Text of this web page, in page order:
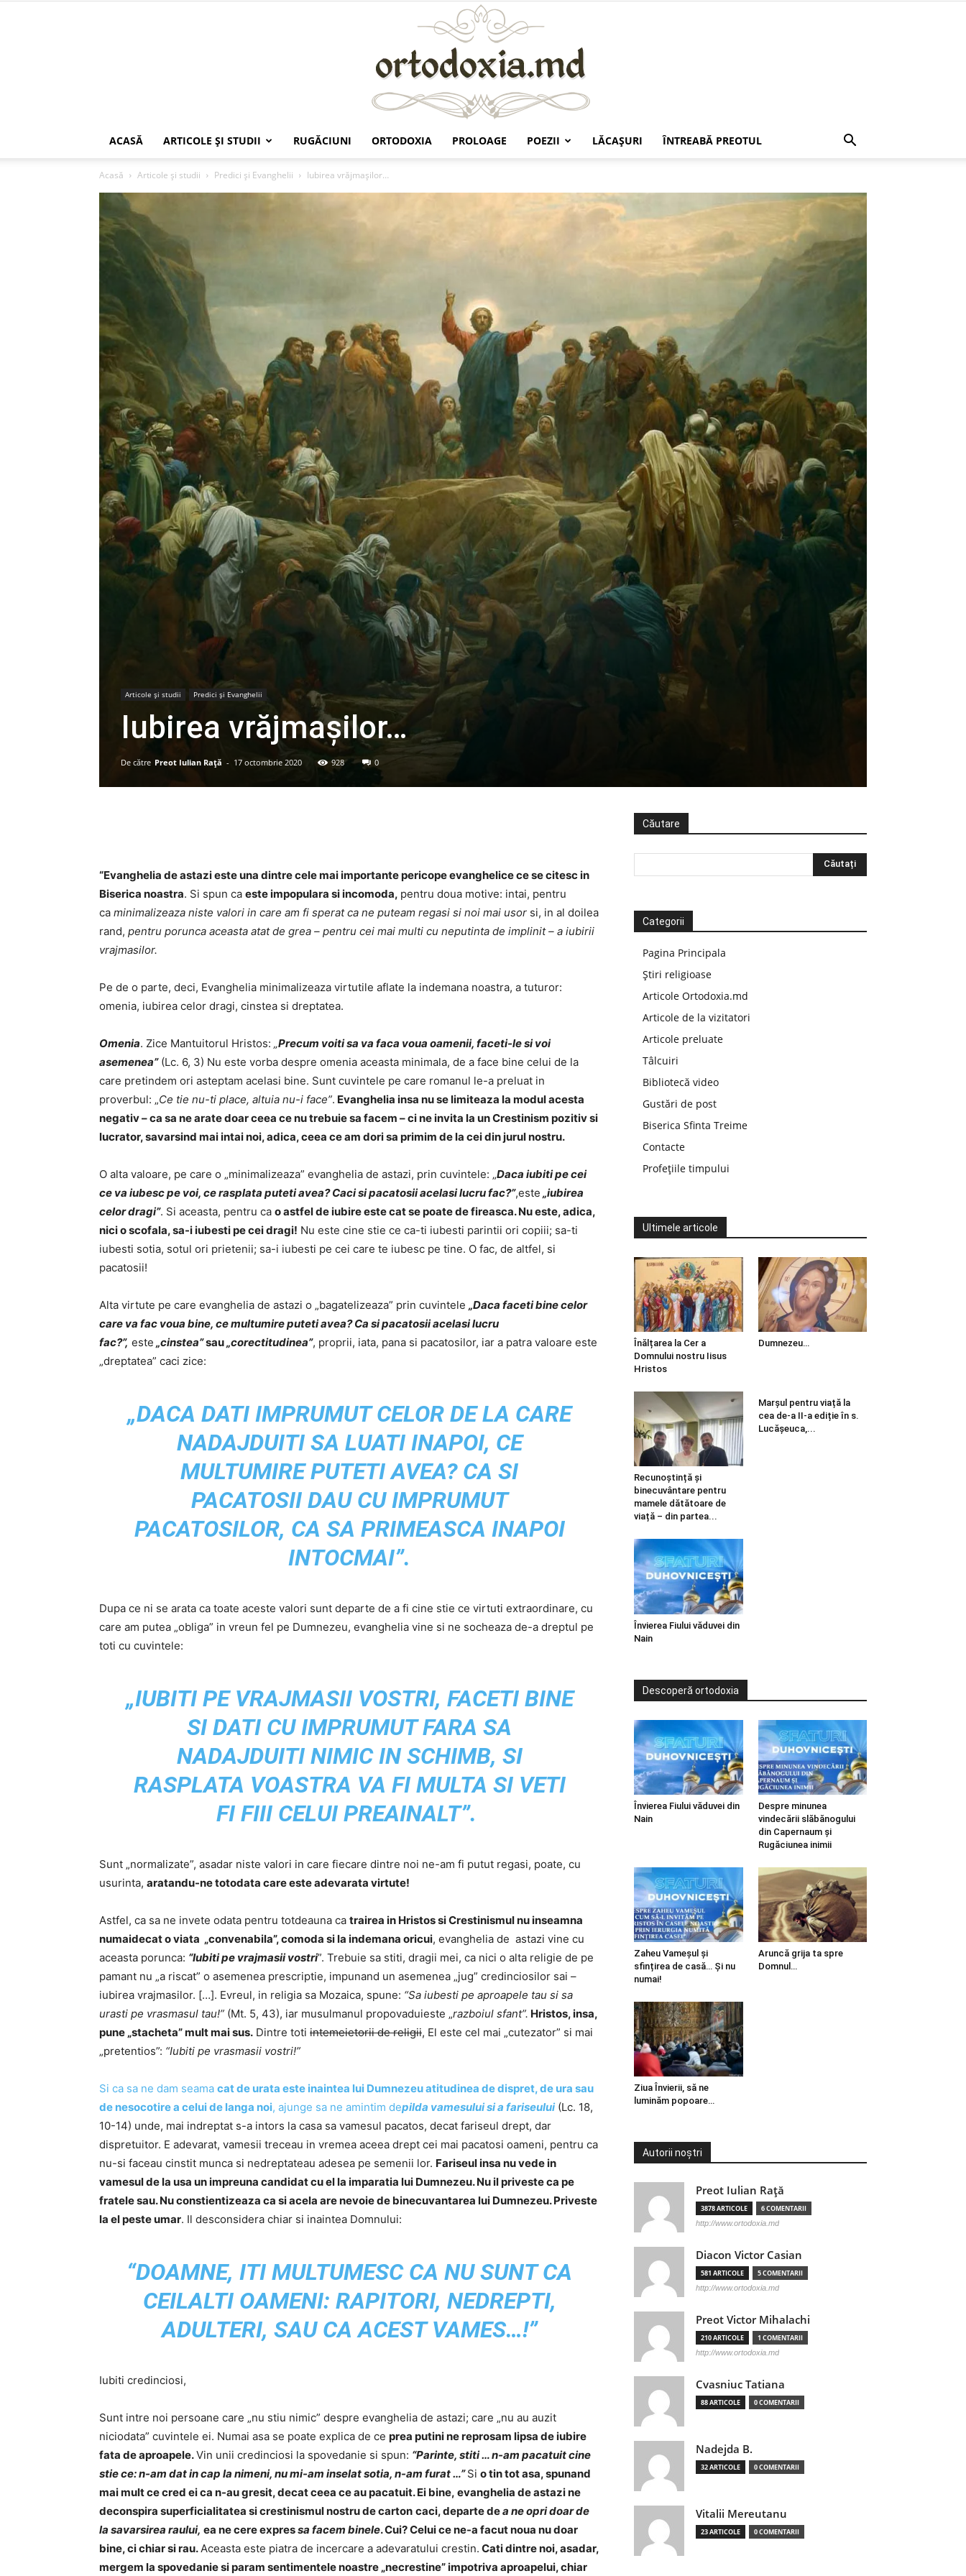
ACASĂ ARTICOLE ŞI STUDII RUGĂCIUNI ORTODOXIA PROLOAGE POEZII LĂCAŞURI ÎNTREABĂ PREOTUL
Acasă Articole şi studii Predici şi Evanghelii Iubirea vrăjmașilor…
Articole şi studii Predici şi Evanghelii
Iubirea vrăjmașilor…
De către Preot Iulian Raţă - 17 octombrie 2020 928 0
“Evanghelia de astazi este una dintre cele mai importante pericope evanghelice ce se citesc in
Biserica noastra. Si spun ca este impopulara si incomoda, pentru doua motive: intai, pentru
ca minimalizeaza niste valori in care am fi sperat ca ne puteam regasi si noi mai usor si, in al doilea
rand, pentru porunca aceasta atat de grea – pentru cei mai multi cu neputinta de implinit – a iubirii
vrajmasilor.
Pe de o parte, deci, Evanghelia minimalizeaza virtutile aflate la indemana noastra, a tuturor:
omenia, iubirea celor dragi, cinstea si dreptatea.
Omenia. Zice Mantuitorul Hristos: „Precum voiti sa va faca voua oamenii, faceti-le si voi
asemenea”(Lc. 6, 3) Nu este vorba despre omenia aceasta minimala, de a face bine celui de la
care pretindem ori asteptam acelasi bine. Sunt cuvintele pe care romanul le-a preluat in
proverbul: „Ce tie nu-ti place, altuia nu-i face”. Evanghelia insa nu se limiteaza la modul acesta
negativ – ca sa ne arate doar ceea ce nu trebuie sa facem – ci ne invita la un Crestinism pozitiv si
lucrator, savarsind mai intai noi, adica, ceea ce am dori sa primim de la cei din jurul nostru.
O alta valoare, pe care o „minimalizeaza” evanghelia de astazi, prin cuvintele: „Daca iubiti pe cei
ce va iubesc pe voi, ce rasplata puteti avea? Caci si pacatosii acelasi lucru fac?”,este „iubirea
celor dragi”. Si aceasta, pentru ca o astfel de iubire este cat se poate de fireasca. Nu este, adica,
nici o scofala, sa-i iubesti pe cei dragi! Nu este cine stie ce ca-ti iubesti parintii ori copiii; sa-ti
iubesti sotia, sotul ori prietenii; sa-i iubesti pe cei care te iubesc pe tine. O fac, de altfel, si
pacatosii!
Alta virtute pe care evanghelia de astazi o „bagatelizeaza” prin cuvintele „Daca faceti bine celor
care va fac voua bine, ce multumire puteti avea? Ca si pacatosii acelasi lucru
fac?”, este „cinstea”sau„corectitudinea”, proprii, iata, pana si pacatosilor, iar a patra valoare este
„dreptatea” caci zice:
„DACA DATI IMPRUMUT CELOR DE LA CARE
NADAJDUITI SA LUATI INAPOI, CE
MULTUMIRE PUTETI AVEA? CA SI
PACATOSII DAU CU IMPRUMUT
PACATOSILOR, CA SA PRIMEASCA INAPOI
INTOCMAI”.
Dupa ce ni se arata ca toate aceste valori sunt departe de a fi cine stie ce virtuti extraordinare, cu
care am putea „obliga” in vreun fel pe Dumnezeu, evanghelia vine si ne socheaza de-a dreptul pe
toti cu cuvintele:
„IUBITI PE VRAJMASII VOSTRI, FACETI BINE
SI DATI CU IMPRUMUT FARA SA
NADAJDUITI NIMIC IN SCHIMB, SI
RASPLATA VOASTRA VA FI MULTA SI VETI
FI FIII CELUI PREAINALT”.
Sunt „normalizate”, asadar niste valori in care fiecare dintre noi ne-am fi putut regasi, poate, cu
usurinta, aratandu-ne totodata care este adevarata virtute!
Astfel, ca sa ne invete odata pentru totdeauna ca trairea in Hristos si Crestinismul nu inseamna
numaidecat o viata „convenabila”, comoda si la indemana oricui, evanghelia de astazi vine cu
aceasta porunca: “Iubiti pe vrajmasii vostri”. Trebuie sa stiti, dragii mei, ca nici o alta religie de pe
pamant nu „a riscat” o asemenea prescriptie, impunand un asemenea „jug” credinciosilor sai –
iubirea vrajmasilor. […]. Evreul, in religia sa Mozaica, spune: “Sa iubesti pe aproapele tau si sa
urasti pe vrasmasul tau!” (Mt. 5, 43), iar musulmanul propovaduieste „razboiul sfant”. Hristos, insa,
pune „stacheta” mult mai sus. Dintre toti intemeietorii de religii, El este cel mai „cutezator” si mai
„pretentios”: “Iubiti pe vrasmasii vostri!”
Si ca sa ne dam seama cat de urata este inaintea lui Dumnezeu atitudinea de dispret, de ura sau
de nesocotire a celui de langa noi, ajunge sa ne amintim depilda vamesului si a fariseului(Lc. 18,
10-14) unde, mai indreptat s-a intors la casa sa vamesul pacatos, decat fariseul drept, dar
dispretuitor. E adevarat, vamesii treceau in vremea aceea drept cei mai pacatosi oameni, pentru ca
nu-si faceau cinstit munca si nedreptateau adesea pe semenii lor. Fariseul insa nu vede in
vamesul de la usa un impreuna candidat cu el la imparatia lui Dumnezeu. Nu il priveste ca pe
fratele sau. Nu constientizeaza ca si acela are nevoie de binecuvantarea lui Dumnezeu. Priveste
la el peste umar. Il desconsidera chiar si inaintea Domnului:
“DOAMNE, ITI MULTUMESC CA NU SUNT CA
CEILALTI OAMENI: RAPITORI, NEDREPTI,
ADULTERI, SAU CA ACEST VAMES…!”
Iubiti credinciosi,
Sunt intre noi persoane care „nu stiu nimic” despre evanghelia de astazi; care „nu au auzit
niciodata” cuvintele ei. Numai asa se poate explica de ce prea putini ne reprosam lipsa de iubire
fata de aproapele.Vin unii credinciosi la spovedanie si spun: “Parinte, stiti … n-am pacatuit cine
stie ce: n-am dat in cap la nimeni, nu mi-am inselat sotia, n-am furat …”Si o tin tot asa, spunand
mai mult ce cred ei ca n-au gresit, decat ceea ce au pacatuit. Ei bine, evanghelia de astazi ne
deconspira superficialitatea si crestinismul nostru de carton caci, departe dea ne opri doar de
la savarsirea raului, ea ne cere expressa facem binele. Cui? Celui ce ne-a facut noua nu doar
bine, ci chiar si rau. Aceasta este piatra de incercare a adevaratului crestin. Cati dintre noi, asadar,
mergem la spovedanie si param sentimentele noastre „necrestine” impotriva aproapelui, chiar
Căutare
Categorii
Pagina Principala
Știri religioase
Articole Ortodoxia.md
Articole de la vizitatori
Articole preluate
Tâlcuiri
Bibliotecă video
Gustări de post
Biserica Sfinta Treime
Contacte
Profețiile timpului
Ultimele articole
Înălțarea la Cer a
Domnului nostru Iisus
Hristos
Dumnezeu…
Recunoștință și
binecuvântare pentru
mamele dătătoare de
viață – din partea...
Marșul pentru viață la
cea de-a II-a ediție în s.
Lucășeuca,...
Învierea Fiului văduvei din
Nain
Descoperă ortodoxia
Învierea Fiului văduvei din
Nain
Despre minunea
vindecării slăbănogului
din Capernaum și
Rugăciunea inimii
Zaheu Vameșul și
sfințirea de casă… Și nu
numai!
Aruncă grija ta spre
Domnul…
Ziua Învierii, să ne
luminăm popoare…
Autorii noștri
Preot Iulian Raţă
3878 ARTICOLE 6 COMENTARII
http://www.ortodoxia.md
Diacon Victor Casian
581 ARTICOLE 5 COMENTARII
http://www.ortodoxia.md
Preot Victor Mihalachi
210 ARTICOLE 1 COMENTARII
http://www.ortodoxia.md
Cvasniuc Tatiana
88 ARTICOLE 0 COMENTARII
Nadejda B.
32 ARTICOLE 0 COMENTARII
Vitalii Mereutanu
23 ARTICOLE 0 COMENTARII